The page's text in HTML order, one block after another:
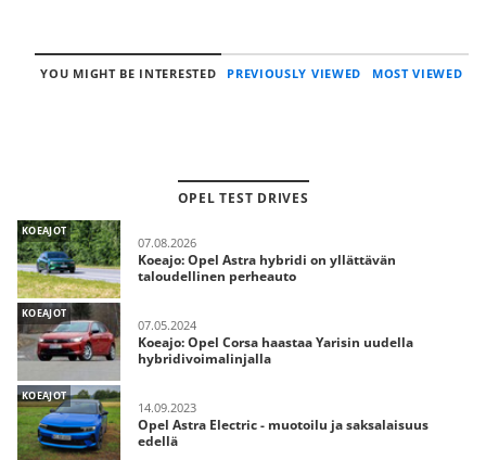
YOU MIGHT BE INTERESTED PREVIOUSLY VIEWED MOST VIEWED
OPEL TEST DRIVES
KOEAJOT
07.08.2026
Koeajo: Opel Astra hybridi on yllättävän
taloudellinen perheauto
KOEAJOT
07.05.2024
Koeajo: Opel Corsa haastaa Yarisin uudella
hybridivoimalinjalla
KOEAJOT
14.09.2023
Opel Astra Electric - muotoilu ja saksalaisuus
edellä